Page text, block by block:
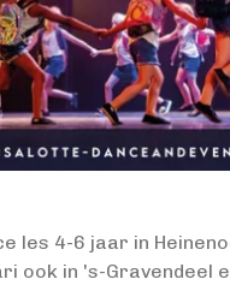
les 4-6 jaar in
ook in 's-Gravendeel